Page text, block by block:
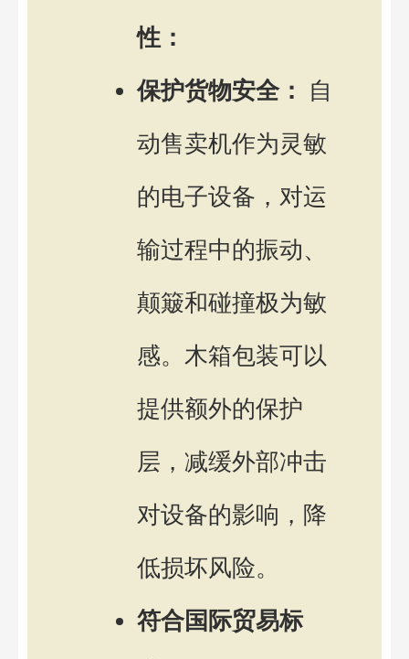
性：
保护货物安全：
自
动售卖机作为灵敏
的电子设备，对运
输过程中的振动、
颠簸和碰撞极为敏
感。木箱包装可以
提供额外的保护
层，减缓外部冲击
对设备的影响，降
低损坏风险。
符合国际贸易标